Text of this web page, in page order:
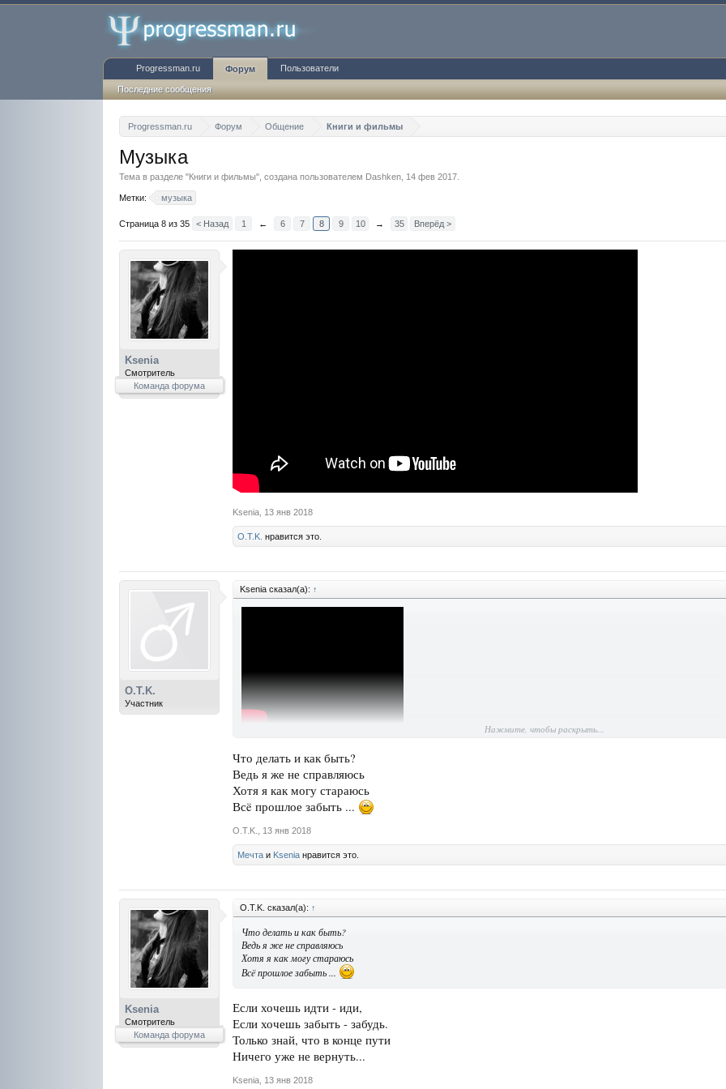
Progressman.ru Форум Общение Книги и фильмы
Музыка
Тема в разделе "Книги и фильмы", создана пользователем Dashken 14 фев 2017
Метки: музыка
Страница 8 из 35 < Назад 1 ← 6 7 8 9 10 → 35 Вперёд >
Ksenia
Смотритель
Команда форума
Ksenia 13 янв 2018
O.T.K. нравится это.
O.T.K.
Участник
Ksenia сказал(а): ↑
Нажмите, чтобы раскрыть...
Что делать и как быть?
Ведь я же не справляюсь
Хотя я как могу стараюсь
Всë прошлое забыть ...
O.T.K. 13 янв 2018
Мечта и Ksenia нравится это.
Ksenia
Смотритель
Команда форума
O.T.K. сказал(а): ↑
Что делать и как быть?
Ведь я же не справляюсь
Хотя я как могу стараюсь
Всë прошлое забыть ...
Если хочешь идти - иди,
Если хочешь забыть - забудь.
Только знай, что в конце пути
Ничего уже не вернуть...
Ksenia 13 янв 2018
Progressman.ru Форум
Последние сообщения
Пользователи